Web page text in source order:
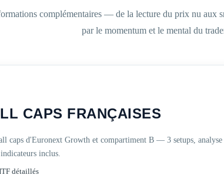
complémentaires — de la lecture du prix nu aux
par le momentum et le mental du
CAPS FRANÇAISES
caps d'Euronext Growth et compartiment B — 3 setups,
inclus.
détaillés